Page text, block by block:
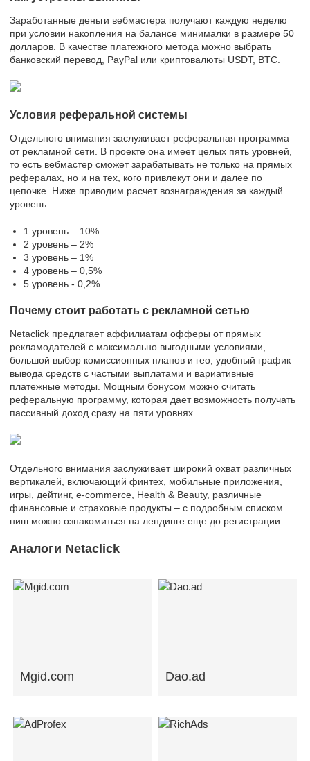
Заработанные деньги вебмастера получают каждую неделю
при условии накопления на балансе минималки в размере 50
долларов. В качестве платежного метода можно выбрать
банковский перевод, PayPal или криптовалюты USDT, BTC.
Условия реферальной системы
Отдельного внимания заслуживает реферальная программа
от рекламной сети. В проекте она имеет целых пять уровней,
то есть вебмастер сможет зарабатывать не только на прямых
рефералах, но и на тех, кого привлекут они и далее по
цепочке. Ниже приводим расчет вознаграждения за каждый
уровень:
1 уровень – 10%
2 уровень – 2%
3 уровень – 1%
4 уровень – 0,5%
5 уровень - 0,2%
Почему стоит работать с рекламной сетью
Netaclick предлагает аффилиатам офферы от прямых
рекламодателей с максимально выгодными условиями,
большой выбор комиссионных планов и гео, удобный график
вывода средств с частыми выплатами и вариативные
платежные методы. Мощным бонусом можно считать
реферальную программу, которая дает возможность получать
пассивный доход сразу на пяти уровнях.
Отдельного внимания заслуживает широкий охват различных
вертикалей, включающий финтех, мобильные приложения,
игры, дейтинг, e-commerce, Health & Beauty, различные
финансовые и страховые продукты – с подробным списком
ниш можно ознакомиться на лендинге еще до регистрации.
Аналоги Netaclick
Mgid.com Dao.ad